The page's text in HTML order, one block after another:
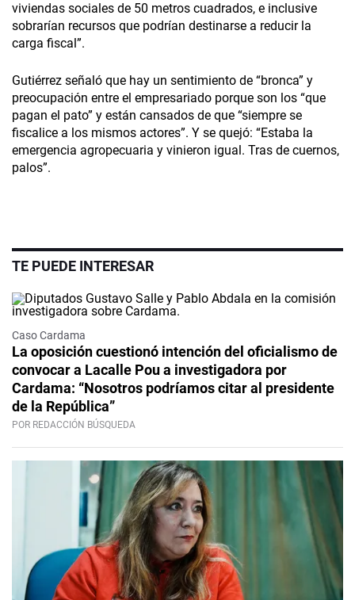
viviendas sociales de 50 metros cuadrados, e inclusive
sobrarían recursos que podrían destinarse a reducir la
carga fiscal”.
Gutiérrez señaló que hay un sentimiento de “bronca” y
preocupación entre el empresariado porque son los “que
pagan el pato” y están cansados de que “siempre se
fiscalice a los mismos actores”. Y se quejó: “Estaba la
emergencia agropecuaria y vinieron igual. Tras de cuernos,
palos”.
TE PUEDE INTERESAR
Caso Cardama
La oposición cuestionó intención del oficialismo de
convocar a Lacalle Pou a investigadora por
Cardama: “Nosotros podríamos citar al presidente
de la República”
POR REDACCIÓN BÚSQUEDA